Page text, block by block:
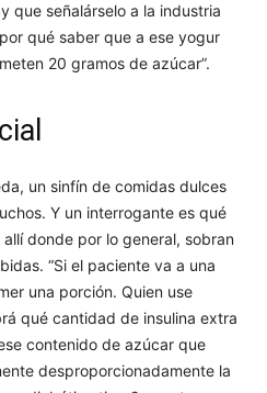
que señalárselo a la industria
qué saber que a ese yogur
20 gramos de azúcar”.
un sinfín de comidas dulces
Y un interrogante es qué
donde por lo general, sobran
“Si el paciente va a una
una porción. Quien use
qué cantidad de insulina extra
contenido de azúcar que
desproporcionadamente la